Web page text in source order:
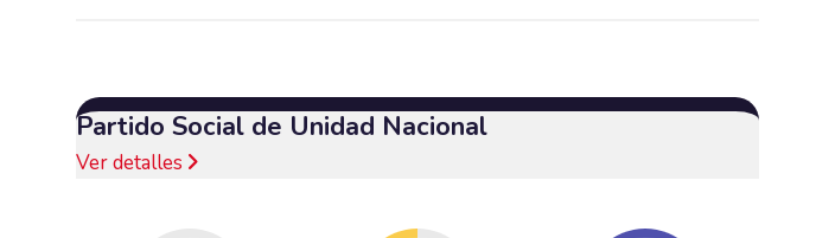
Partido Social de Unidad Nacional
Ver detalles